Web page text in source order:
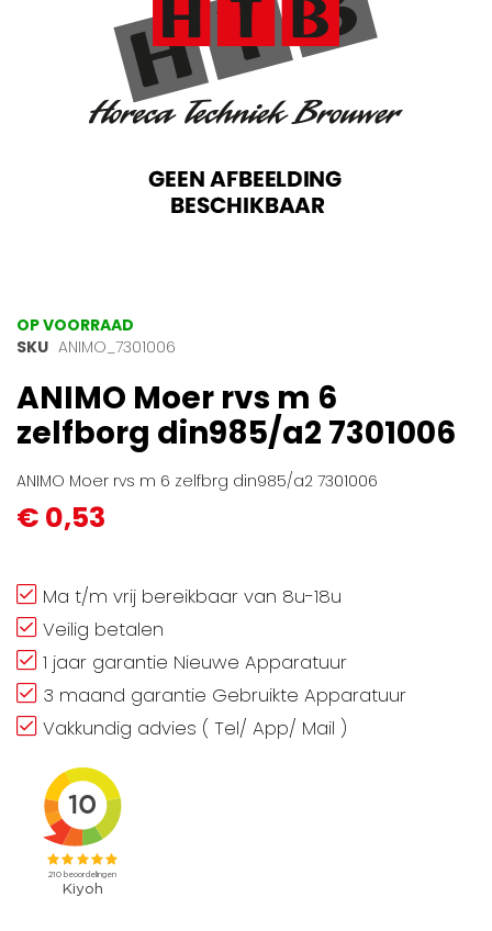
Ga
naar
begin
van
de
gallerij
OP VOORRAAD
SKU ANIMO_7301006
ANIMO Moer rvs m 6
zelfborg din985/a2 7301006
ANIMO Moer rvs m 6 zelfbrg din985/a2 7301006
€ 0,53
Ma t/m vrij bereikbaar van 8u-18u
Veilig betalen
1 jaar garantie Nieuwe Apparatuur
3 maand garantie Gebruikte Apparatuur
Vakkundig advies ( Tel/ App/ Mail )